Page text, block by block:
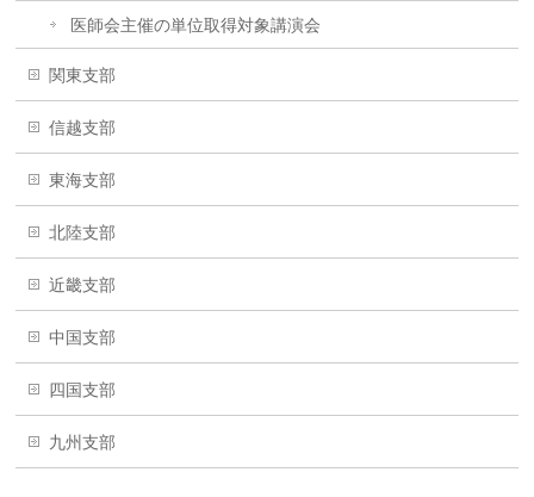
医師会主催の単位取得対象講演会
関東支部
信越支部
東海支部
北陸支部
近畿支部
中国支部
四国支部
九州支部